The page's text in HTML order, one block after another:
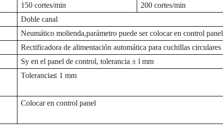
150 cortes/min
200 cortes/min
Doble canal
Neumático molienda,parámetro puede ser colocar en control panel
Rectificadora de alimentación automática para cuchillas circulares
Sy en el panel de control, tolerancia ± l mm
Tolerancia≤ 1 mm
Colocar en control panel